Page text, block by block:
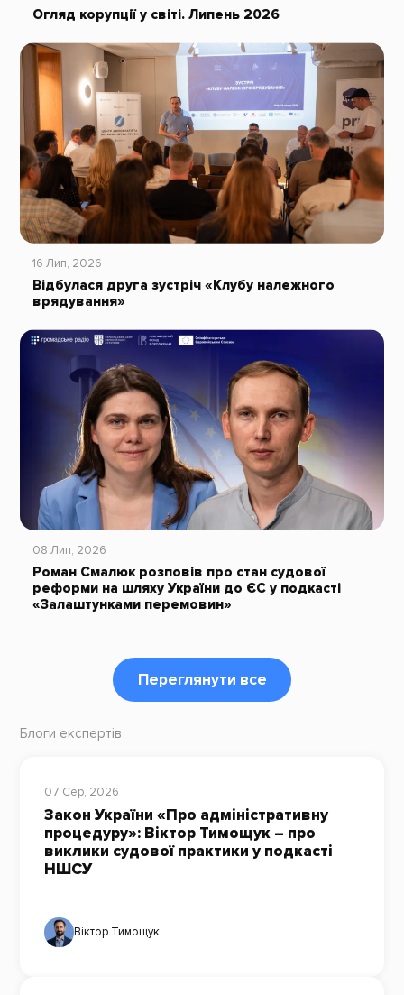
Огляд корупції у світі. Липень 2026
16 Лип, 2026
Відбулася друга зустріч «Клубу належного
врядування»
08 Лип, 2026
Роман Смалюк розповів про стан судової
реформи на шляху України до ЄС у подкасті
«Залаштунками перемовин»
Переглянути все
Блоги експертів
07 Сер, 2026
Закон України «Про адміністративну
процедуру»: Віктор Тимощук – про
виклики судової практики у подкасті
НШСУ
Віктор Тимощук